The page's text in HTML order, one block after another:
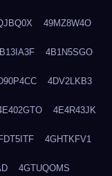
49MZ8W4O
4B1N5SGO
4DV2LKB3
4E4R43JK
4GHTKFV1
4GTUQOMS